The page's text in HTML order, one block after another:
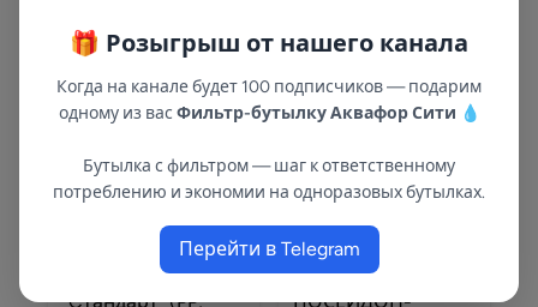
картриджей
"Норма" (PP, СТО, РР)
Арт: 31425
фильтоэлементов
ПОСЕЙДОН-ОСМО-4
Арт: 303003
🎁 Розыгрыш от нашего канала
Когда на канале будет 100 подписчиков — подарим
одному из вас Фильтр-бутылку Аквафор Сити 💧
Бутылка с фильтром — шаг к ответственному
потреблению и экономии на одноразовых бутылках.
Перейти в Telegram